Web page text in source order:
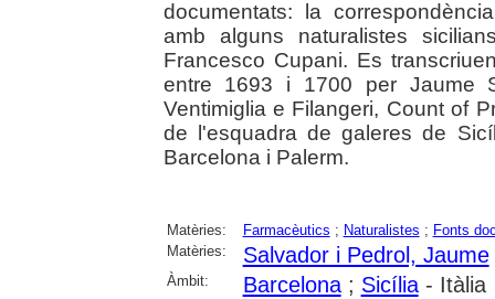
documentats: la
amb alguns naturalistes
Francesco Cupani. Es
entre 1693 i 1700 per Jaume
Ventimiglia e Filangeri, Count of
de l'esquadra de galeres de
Barcelona i Palerm.
Matèries: Farmacèutics ; Naturalistes ; Fonts
Matèries:
Salvador i Pedrol, Jaume
Àmbit: Barcelona; Sicília- Itàlia